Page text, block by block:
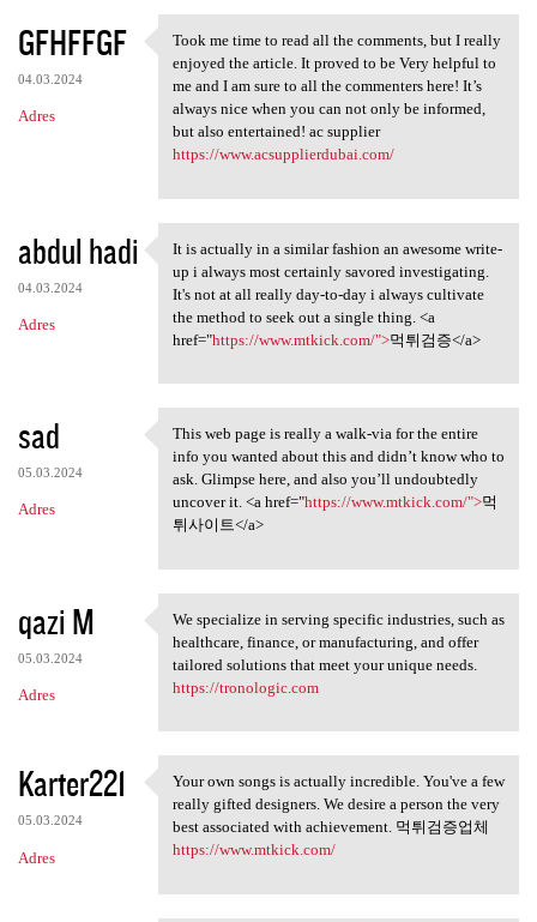
GFHFFGF
04.03.2024
Adres
Took me time to read all the
Took me time to read all the comments, but I really
enjoyed the article. It proved to be Very helpful to
me and I am sure to all the commenters here! It’s
always nice when you can not only be informed,
but also entertained! ac supplier
https://www.acsupplierdubai.com/
abdul hadi
04.03.2024
Adres
It is actually in a similar
It is actually in a similar fashion an awesome write-
up i always most certainly savored investigating.
It's not at all really day-to-day i always cultivate
the method to seek out a single thing. <a
href="https://www.mtkick.com/">먹튀검증</a>
sad
05.03.2024
Adres
This web page is really a
This web page is really a walk-via for the entire
info you wanted about this and didn’t know who to
ask. Glimpse here, and also you’ll undoubtedly
uncover it. <a href="https://www.mtkick.com/">먹
튀사이트</a>
qazi M
05.03.2024
Adres
We specialize in serving
We specialize in serving specific industries, such as
healthcare, finance, or manufacturing, and offer
tailored solutions that meet your unique needs.
https://tronologic.com
Karter221
05.03.2024
Adres
Your own songs is actually
Your own songs is actually incredible. You've a few
really gifted designers. We desire a person the very
best associated with achievement. 먹튀검증업체
https://www.mtkick.com/